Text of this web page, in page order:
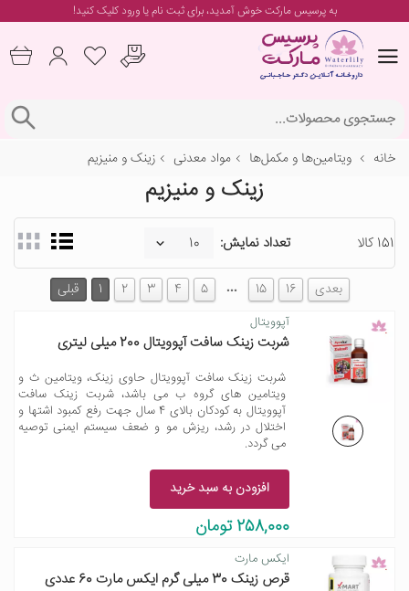
به پرسیس مارکت خوش آمدید، برایثبت نام یا ورودکلیک کنید!
خانه ویتامین‌ها و مکمل‌ها مواد معدنی زینک و منیزیم
زینک و منیزیم
151 کالا تعداد نمایش:
قبلی 1 2 3 4 5 … 15 16 بعدی
آپوویتال
شربت زینک سافت آپوویتال 200 میلی لیتری
شربت زینک سافت آپوویتال حاوی زینک، ویتامین ث و
ویتامین های گروه ب می باشد، شربت زینک سافت
آپوویتال به کودکان بالای 4 سال جهت رفع کمبود اشتها و
اختلال در رشد، ریزش مو و ضعف سیستم ایمنی توصیه
می گردد.
افزودن به سبد خرید
258,000 تومان
ایکس مارت
قرص زینک 30 میلی گرم ایکس مارت 60 عددی